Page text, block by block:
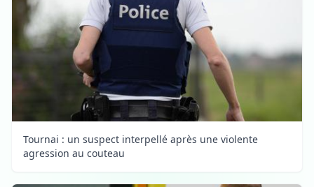
Tournai : un suspect interpellé après une violente
agression au couteau